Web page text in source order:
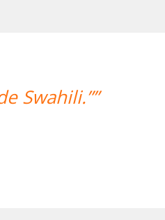
realizado